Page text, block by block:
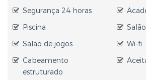
Segurança 24 horas
Piscina
Salão de jogos
Wi-fi
Cabeamento
estruturado